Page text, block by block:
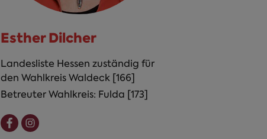
Esther Dilcher
Landesliste Hessen zuständig für
den Wahlkreis Waldeck [166]
Betreuter Wahlkreis: Fulda [173]